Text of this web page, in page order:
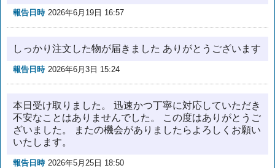
報告日時 2026年6月19日 16:57
しっかり注文した物が届きました ありがとうございます
報告日時 2026年6月3日 15:24
本日受け取りました。 迅速かつ丁寧に対応していただき
不安なことはありませんでした。 この度はありがとうご
ざいました。 またの機会がありましたらよろしくお願い
いたします。
報告日時 2026年5月25日 18:50